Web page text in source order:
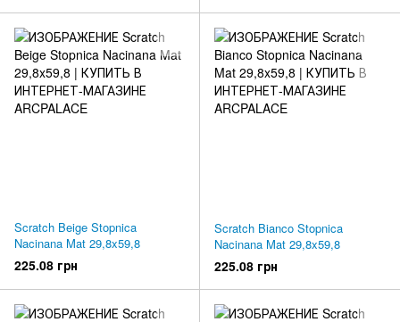
Scratch Beige Stopnica
Nacinana Mat 29,8x59,8
225.08 грн
Scratch Bianco Stopnica
Nacinana Mat 29,8x59,8
225.08 грн